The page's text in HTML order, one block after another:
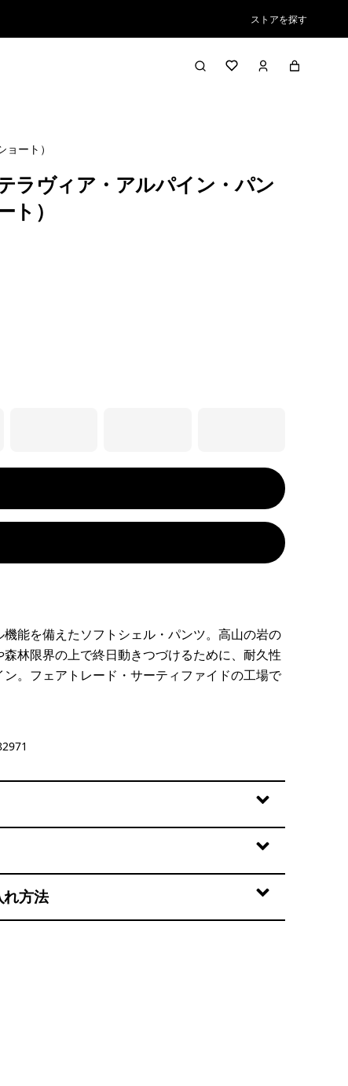
ストアを探す
ート）
ラヴィア・アルパイン・パン
ト）
能を備えたソフトシェル・パンツ。高山の岩の
森林限界の上で終日動きつづけるために、耐久性
ン。フェアトレード・サーティファイドの工場で
方法